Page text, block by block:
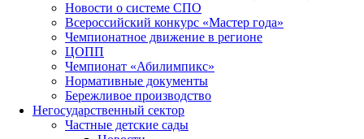
Новости о системе СПО
Всероссийский конкурс «Мастер года»
Чемпионатное движение в регионе
ЦОПП
Чемпионат «Абилимпикс»
Нормативные документы
Бережливое производство
Негосударственный сектор
Частные детские сады